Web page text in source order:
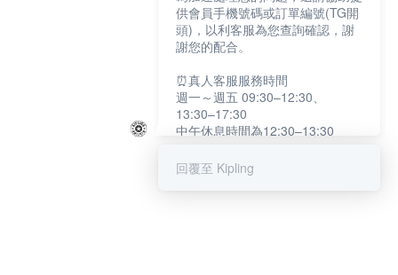
供會員手機號碼或訂單編號(TG開
頭)，以利客服為您查詢確認，謝
謝您的配合。
⏰真人客服服務時間
週一～週五 09:30–12:30、
13:30–17:30
中午休息時間為12:30–13:30
提醒您：系統會自動已讀訊息，如
回覆至 Kipling